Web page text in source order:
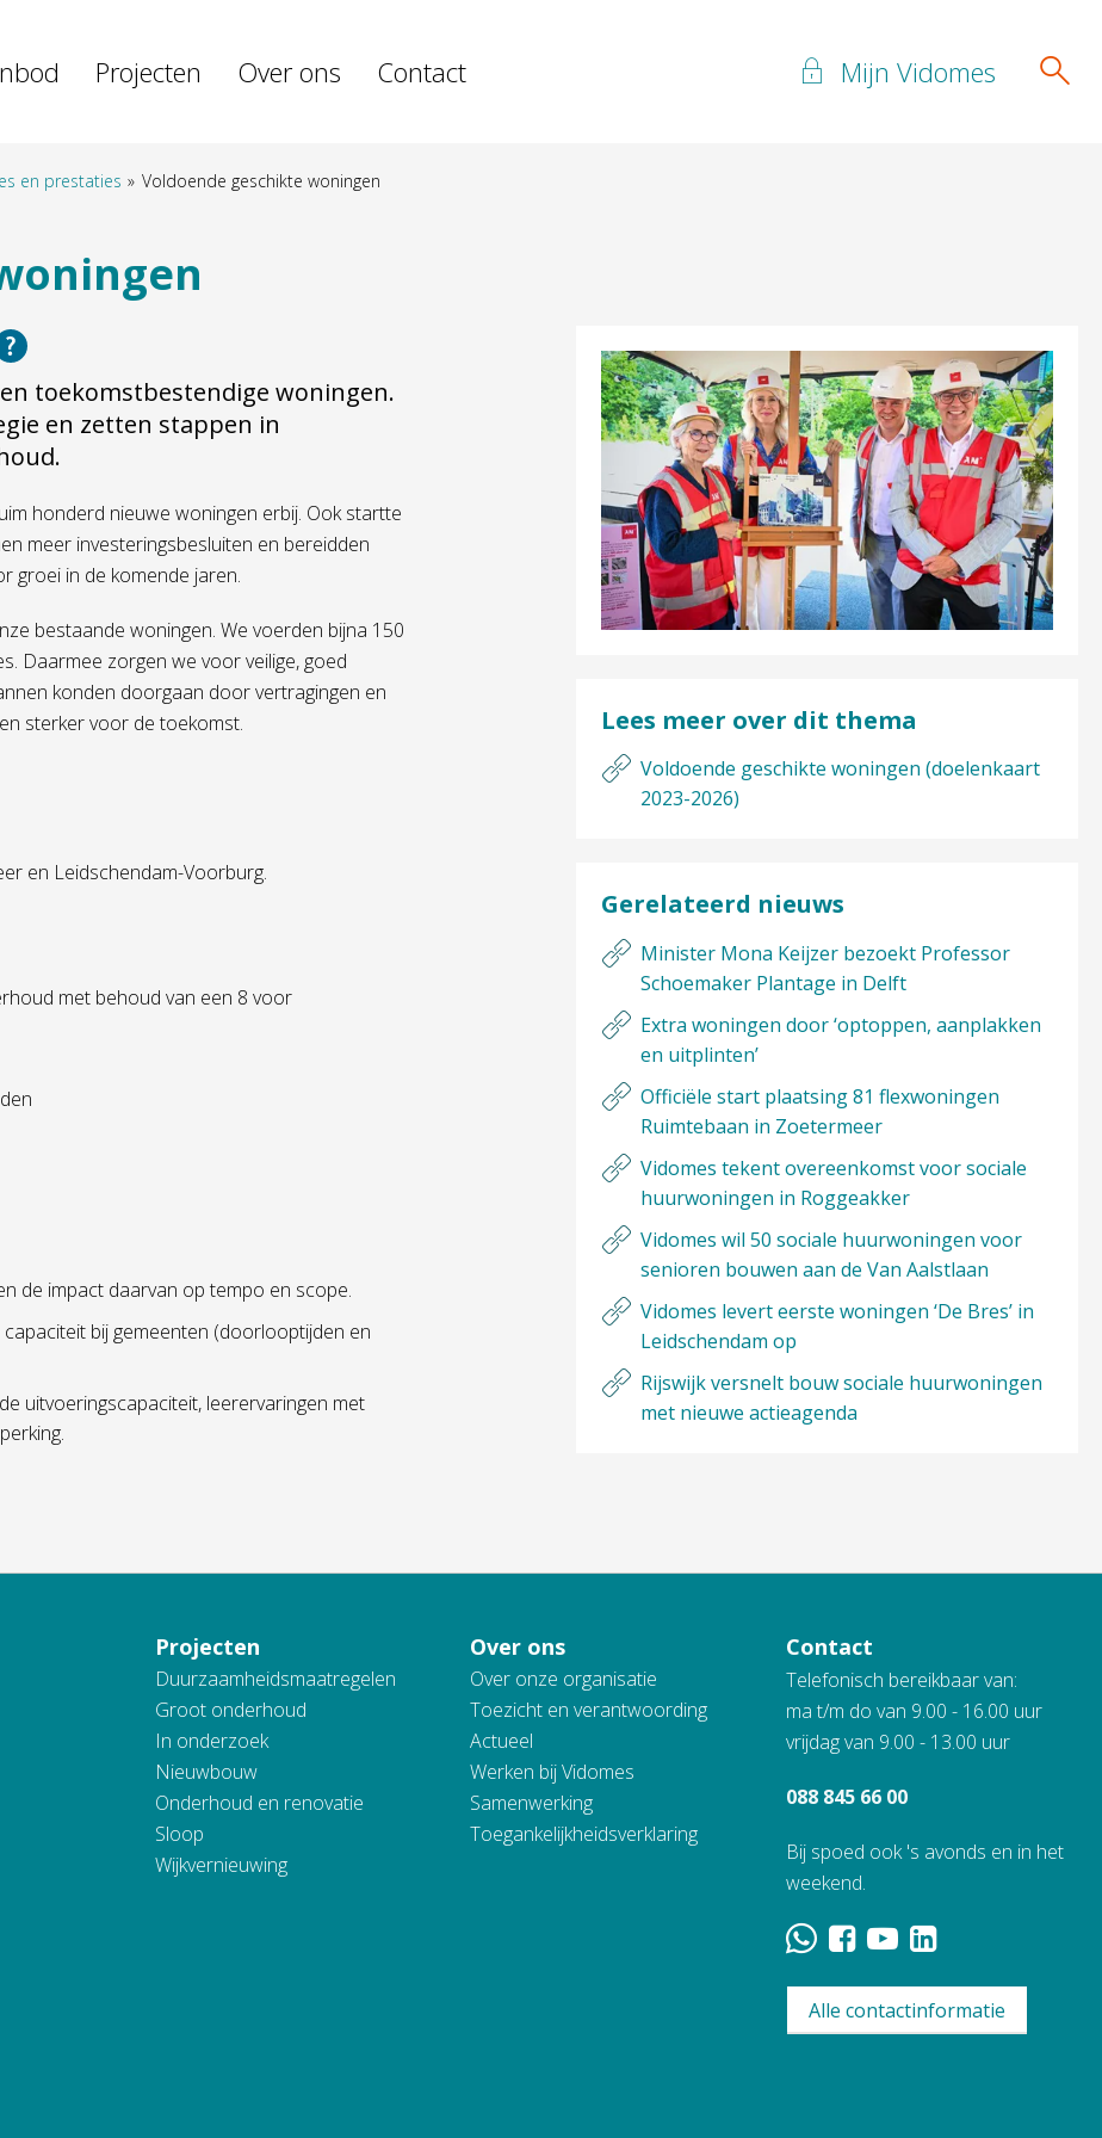
Projecten Over ons Contact Mijn Vidomes
en prestaties Voldoende geschikte woningen
toekomstbestendige woningen.
en zetten stappen in
honderd nieuwe woningen erbij. Ook startte
meer investeringsbesluiten en bereidden
groei in de komende jaren.
bestaande woningen. We voerden bijna 150
Daarmee zorgen we voor veilige, goed
konden doorgaan door vertragingen en
sterker voor de toekomst.
en Leidschendam-Voorburg.
met behoud van een 8 voor
de impact daarvan op tempo en scope.
bij gemeenten (doorlooptijden en
uitvoeringscapaciteit, leerervaringen met
Lees meer over dit thema
Voldoende geschikte woningen (doelenkaart
2023-2026)
Gerelateerd nieuws
Minister Mona Keijzer bezoekt Professor
Schoemaker Plantage in Delft
Extra woningen door ‘optoppen, aanplakken
en uitplinten’
Officiële start plaatsing 81 flexwoningen
Ruimtebaan in Zoetermeer
Vidomes tekent overeenkomst voor sociale
huurwoningen in Roggeakker
Vidomes wil 50 sociale huurwoningen voor
senioren bouwen aan de Van Aalstlaan
Vidomes levert eerste woningen ‘De Bres’ in
Leidschendam op
Rijswijk versnelt bouw sociale huurwoningen
met nieuwe actieagenda
Projecten
Duurzaamheidsmaatregelen
Groot onderhoud
In onderzoek
Nieuwbouw
Onderhoud en renovatie
Sloop
Wijkvernieuwing
Over ons
Over onze organisatie
Toezicht en verantwoording
Actueel
Werken bij Vidomes
Samenwerking
Toegankelijkheidsverklaring
Contact
Telefonisch bereikbaar van:
ma t/m do van 9.00 - 16.00 uur
vrijdag van 9.00 - 13.00 uur
088 845 66 00
Bij spoed ook 's avonds en in het
weekend.
Alle contactinformatie